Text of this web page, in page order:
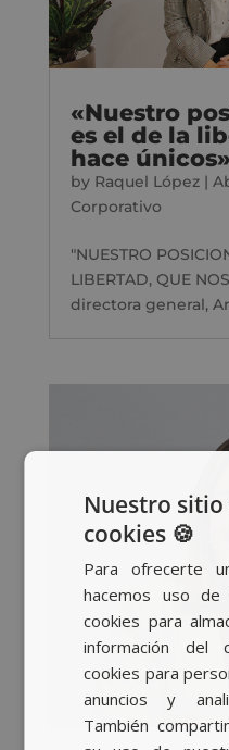
«Nuestro
es el de la
hace únicos»
by Raquel López|
Corporativo
"NUESTRO
LIBERTAD, QUE
directora general,
Nuestro
cookies 🍪
Para ofrecerte
hacemos uso de
cookies para
información del
cookies para
anuncios y
También